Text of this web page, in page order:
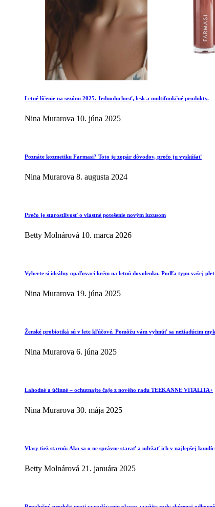
Letné líčenie na sezónu 2025. Jednoduchosť, lesk a multifunkčné produkty.
Nina Murarova 10. júna 2025
Poznáte kozmetiku Farmasi? Toto je zopár dôvodov, prečo ju vyskúšať
Nina Murarova 8. augusta 2024
Prečo je starostlivosť o vlastné potešenie novým luxusom
Betty Molnárová 10. marca 2026
Vyberte si ideálny opaľovací krém na letnú dovolenku. Podľa typu vašej
Nina Murarova 19. júna 2025
Ženské probiotiká sú v lete kľúčové. Pomôžu vám vyhnúť sa nežiadúcim
Nina Murarova 6. júna 2025
Lahodné a účinné – ochutnajte čaje z nového radu TEEKANNE VITALITA+
Nina Murarova 30. mája 2025
Vlasy tiež starnú: Ako sa o ne správne starať a udržať ich v najlepšej
Betty Molnárová 21. januára 2025